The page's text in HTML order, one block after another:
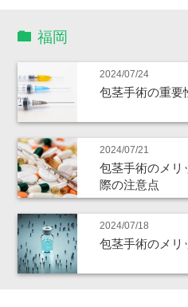
福岡
2024/07/24
包茎手術の重要
2024/07/21
包茎手術のメ
際の注意点
2024/07/18
包茎手術のメリ